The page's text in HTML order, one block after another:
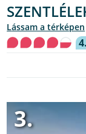
lássam a térképen
3.